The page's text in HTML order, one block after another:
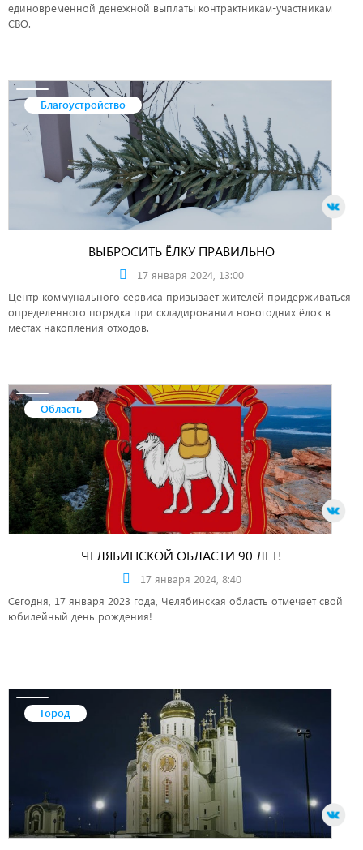
единовременной денежной выплаты контрактникам-участникам
СВО.
Благоустройство
ВЫБРОСИТЬ ЁЛКУ ПРАВИЛЬНО
17 января 2024, 13:00
Центр коммунального сервиса призывает жителей придерживаться
определенного порядка при складировании новогодних ёлок в
местах накопления отходов.
Область
ЧЕЛЯБИНСКОЙ ОБЛАСТИ 90 ЛЕТ!
17 января 2024, 8:40
Сегодня, 17 января 2023 года, Челябинская область отмечает свой
юбилейный день рождения!
Город